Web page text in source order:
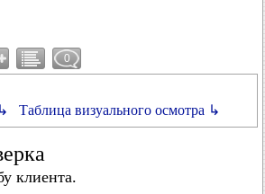
0
Таблица визуального осмотра ↳
клиента.